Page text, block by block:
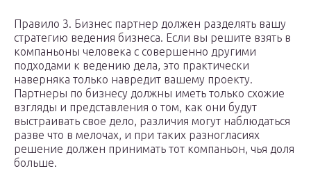
Правило 3. Бизнес партнер должен разделять вашу
стратегию ведения бизнеса. Если вы решите взять в
компаньоны человека с совершенно другими
подходами к ведению дела, это практически
наверняка только навредит вашему проекту.
Партнеры по бизнесу должны иметь только схожие
взгляды и представления о том, как они будут
выстраивать свое дело, различия могут наблюдаться
разве что в мелочах, и при таких разногласиях
решение должен принимать тот компаньон, чья доля
больше.